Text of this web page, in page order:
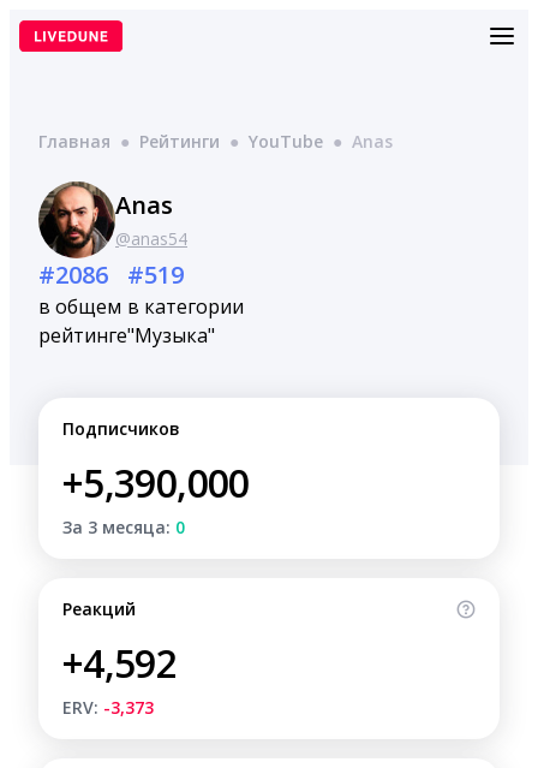
Перейти
Главная ● Рейтинги ● YouTube ● Anas
Anas
@anas54
#2086
в общем
рейтинге
#519
в категории
"Музыка"
Подписчиков
+5,390,000
За 3 месяца: 0
Реакций
+4,592
ERV: -3,373